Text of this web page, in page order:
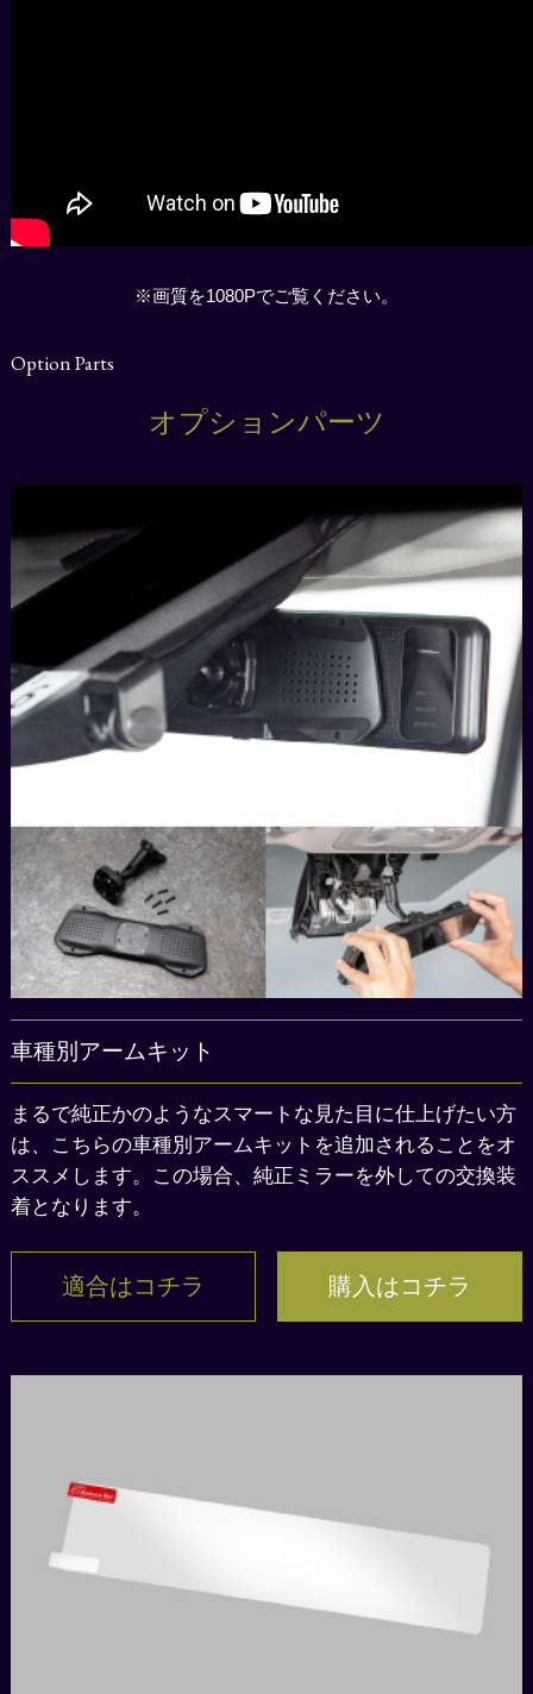
※画質を1080Pでご覧ください。
Option Parts
オプションパーツ
車種別アームキット
まるで純正かのようなスマートな見た目に仕上げたい方
は、こちらの車種別アームキットを追加されることをオ
ススメします。この場合、純正ミラーを外しての交換装
着となります。
適合はコチラ 購入はコチラ